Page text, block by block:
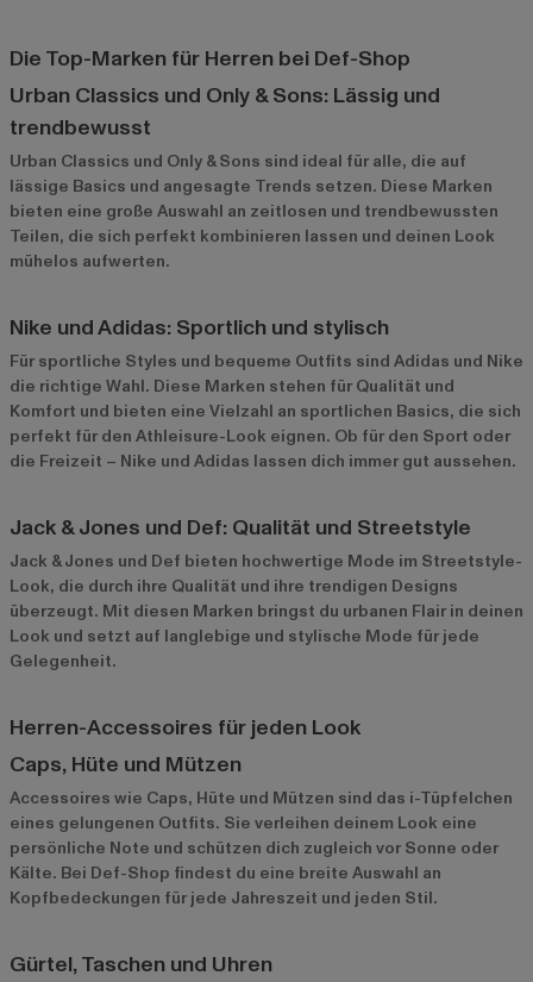
Die Top-Marken für Herren bei Def-Shop
Urban Classics und Only & Sons: Lässig und
trendbewusst
Urban Classics und Only & Sons sind ideal für alle, die auf
lässige Basics und angesagte Trends setzen. Diese Marken
bieten eine große Auswahl an zeitlosen und trendbewussten
Teilen, die sich perfekt kombinieren lassen und deinen Look
mühelos aufwerten.
Nike und Adidas: Sportlich und stylisch
Für sportliche Styles und bequeme Outfits sind Adidas und Nike
die richtige Wahl. Diese Marken stehen für Qualität und
Komfort und bieten eine Vielzahl an sportlichen Basics, die sich
perfekt für den Athleisure-Look eignen. Ob für den Sport oder
die Freizeit – Nike und Adidas lassen dich immer gut aussehen.
Jack & Jones und Def: Qualität und Streetstyle
Jack & Jones und Def bieten hochwertige Mode im Streetstyle-
Look, die durch ihre Qualität und ihre trendigen Designs
überzeugt. Mit diesen Marken bringst du urbanen Flair in deinen
Look und setzt auf langlebige und stylische Mode für jede
Gelegenheit.
Herren-Accessoires für jeden Look
Caps, Hüte und Mützen
Accessoires wie Caps, Hüte und Mützen sind das i-Tüpfelchen
eines gelungenen Outfits. Sie verleihen deinem Look eine
persönliche Note und schützen dich zugleich vor Sonne oder
Kälte. Bei Def-Shop findest du eine breite Auswahl an
Kopfbedeckungen für jede Jahreszeit und jeden Stil.
Gürtel, Taschen und Uhren